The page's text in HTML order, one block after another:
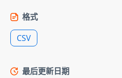
格式
CSV
最后更新日期